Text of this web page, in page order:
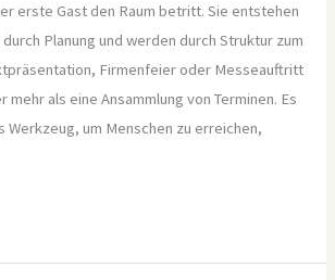
erste Gast den Raum betritt. Sie entstehen
Planung und werden durch Struktur zum
Firmenfeier oder Messeauftritt
mehr als eine Ansammlung von Terminen. Es
um Menschen zu erreichen,